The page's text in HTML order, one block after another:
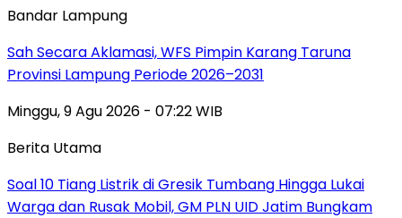
Bandar Lampung
Sah Secara Aklamasi, WFS Pimpin Karang Taruna
Provinsi Lampung Periode 2026–2031
Minggu, 9 Agu 2026 - 07:22 WIB
Berita Utama
Soal 10 Tiang Listrik di Gresik Tumbang Hingga Lukai
Warga dan Rusak Mobil, GM PLN UID Jatim Bungkam